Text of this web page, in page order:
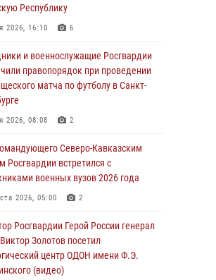
ребенка спас росгвардеец в
из летних лагерей посетили
центр Росгвардии (видео)
2026, 12:20
– герой выпуска «Легенды
Александром Маршалом»
2026, 12:00
Росгвардии и ветераны военной
почтили память Николая
2026, 12:00
Республику
2026, 16:10 6
и военнослужащие Росгвардии
правопорядок при проведении
матча по футболу в Санкт-
2026, 08:08 2
Северо-Кавказским
Росгвардии встретился с
военных вузов 2026 года
2026, 05:00 2
Росгвардии Герой России генерал
Золотов посетил
центр ОДОН имени Ф.Э.
(видео)